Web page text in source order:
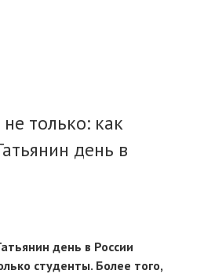
только: как
день в
день в России
студенты. Более того,